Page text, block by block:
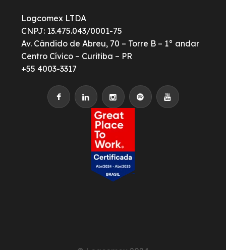
Logcomex LTDA
CNPJ: 13.475.043/0001-75
Av. Cândido de Abreu, 70 – Torre B – 1° andar
Centro Cívico – Curitiba – PR
+55 4003-3317